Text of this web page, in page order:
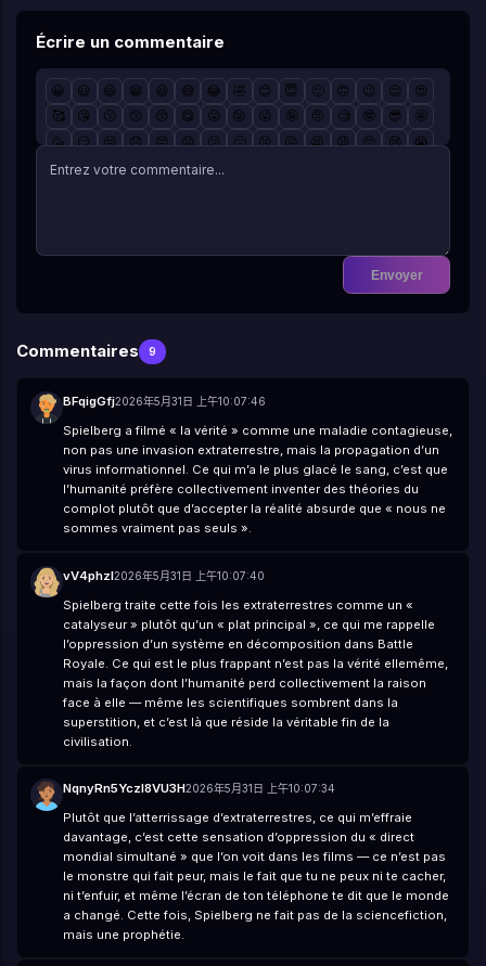
Écrire un commentaire
😀 😃 😄 😁 😆 😅 😂 🤣 😊 😇 🙂 🙃 😉 😌
😍
🥰
😘 😗 😙 😚 😋 😛 😝 😜 🤪 🤨 🧐 🤓 😎
🤩
🥳
😏 😒 😞 😔 😟 😕 🙁 😣 😖 😫 😩 🥺 😢
😭
😤
😠 😡 🤬 🤯 😳 🥵
Envoyer
Commentaires 9
BFqigGfj2026年5月31日 上午10:07:46
Spielberg a filmé « la vérité » comme une maladie contagieuse,
non pas une invasion extraterrestre, mais la propagation d’un
virus informationnel. Ce qui m’a le plus glacé le sang, c’est que
l’humanité préfère collectivement inventer des théories du
complot plutôt que d’accepter la réalité absurde que « nous ne
sommes vraiment pas seuls ».
vV4phzl2026年5月31日 上午10:07:40
Spielberg traite cette fois les extraterrestres comme un «
catalyseur » plutôt qu’un « plat principal », ce qui me rappelle
l’oppression d’un système en décomposition dans Battle
Royale. Ce qui est le plus frappant n’est pas la vérité ellemême,
mais la façon dont l’humanité perd collectivement la raison
face à elle — même les scientifiques sombrent dans la
superstition, et c’est là que réside la véritable fin de la
civilisation.
NqnyRn5YczI8VU3H2026年5月31日 上午10:07:34
Plutôt que l’atterrissage d’extraterrestres, ce qui m’effraie
davantage, c’est cette sensation d’oppression du « direct
mondial simultané » que l’on voit dans les films — ce n’est pas
le monstre qui fait peur, mais le fait que tu ne peux ni te cacher,
ni t’enfuir, et même l’écran de ton téléphone te dit que le monde
a changé. Cette fois, Spielberg ne fait pas de la sciencefiction,
mais une prophétie.